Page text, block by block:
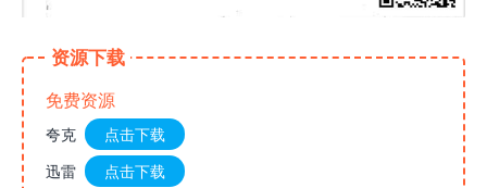
资源下载
免费资源
夸克
点击下载
迅雷
点击下载